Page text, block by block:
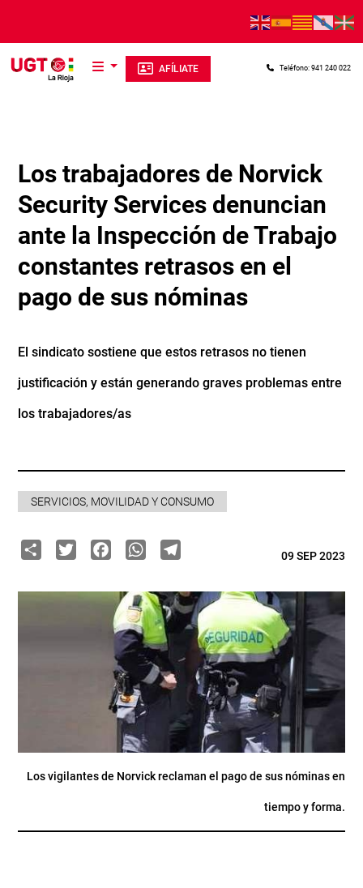
AFÍLIATE Teléfono: 941 240 022
Los trabajadores de Norvick
Security Services denuncian
ante la Inspección de Trabajo
constantes retrasos en el
pago de sus nóminas
El sindicato sostiene que estos retrasos no tienen
justificación y están generando graves problemas entre
los trabajadores/as
SERVICIOS, MOVILIDAD Y CONSUMO
ShareTwitterFacebook
WhatsApp
Telegram09 SEP 2023
Los vigilantes de Norvick reclaman el pago de sus nóminas en
tiempo y forma.